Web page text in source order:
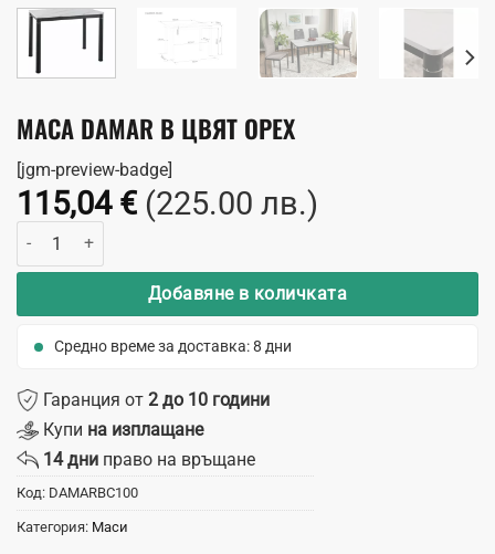
МАСА DAMAR В ЦВЯТ ОРЕХ
[jgm-preview-badge]
115,04 € (225.00 лв.)
количество за Маса Damar в цвят орех
Добавяне в количката
Средно време за доставка: 8 дни
Гаранция от 2 до 10 години
Купи на изплащане
14 дни право на връщане
Код: DAMARBC100
Категория: Маси